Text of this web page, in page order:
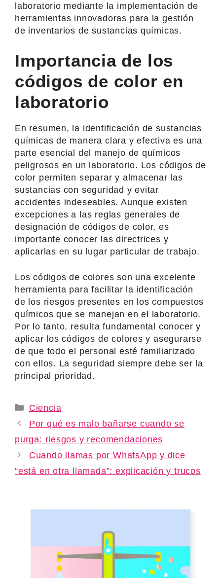
laboratorio mediante la implementación de
herramientas innovadoras para la gestión
de inventarios de sustancias químicas.
Importancia de los
códigos de color en
laboratorio
En resumen, la identificación de sustancias
químicas de manera clara y efectiva es una
parte esencial del manejo de químicos
peligrosos en un laboratorio. Los códigos de
color permiten separar y almacenar las
sustancias con seguridad y evitar
accidentes indeseables. Aunque existen
excepciones a las reglas generales de
designación de códigos de color, es
importante conocer las directrices y
aplicarlas en su lugar particular de trabajo.
Los códigos de colores son una excelente
herramienta para facilitar la identificación
de los riesgos presentes en los compuestos
químicos que se manejan en el laboratorio.
Por lo tanto, resulta fundamental conocer y
aplicar los códigos de colores y asegurarse
de que todo el personal esté familiarizado
con ellos. La seguridad siempre debe ser la
principal prioridad.
Categories
Ciencia
Por qué es malo bañarse cuando se
purga: riesgos y recomendaciones
Cuando llamas por WhatsApp y dice
“está en otra llamada”: explicación y trucos